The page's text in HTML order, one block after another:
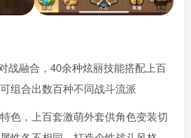
战融合，40余种炫丽技能搭配上百
组合出数百种不同战斗流派
色，上百套激萌外套供角色变装切